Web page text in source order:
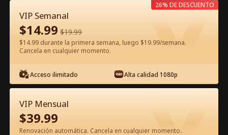
60
VIP Semanal
$14.99 $19.99
$14.99 durante la primera semana, luego $19.99/semana.
Cancela en cualquier momento.
Acceso ilimitado Alta calidad 1080p
26% DE DESCUENTO
VIP Mensual
$39.99
Renovación automática. Cancela en cualquier momento.